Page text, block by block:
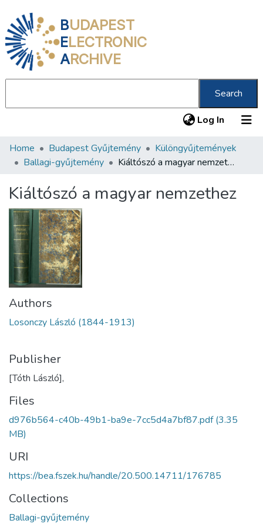
BUDAPEST
ELECTRONIC
ARCHIVE
Search
Log In (current)
Communities & Collections
Statistics
About us
Home Budapest Gyűjtemény
Különgyűjtemények
Ballagi-gyűjtemény
Kiáltószó a magyar nemzethez
Kiáltószó a magyar nemzethez
Authors
Losonczy László (1844-1913)
Publisher
[Tóth László],
Files
d976b564-c40b-49b1-ba9e-7cc5d4a7bf87.pdf(3.35
MB)
URI
https://bea.fszek.hu/handle/20.500.14711/176785
Collections
Ballagi-gyűjtemény